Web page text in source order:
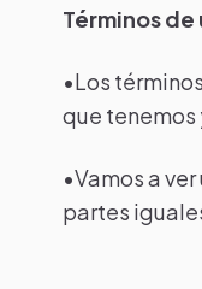
Términos
•Los
que tenemos
•Vamos a
partes